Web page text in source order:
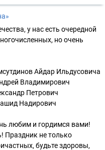
у нас есть очередной
но очень
Айдар Ильдусовича
Владимирович
Петрович
Надирович
любим и гордимся вами!
Праздник не только
будьте здоровы,